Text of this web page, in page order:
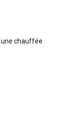
chauffée